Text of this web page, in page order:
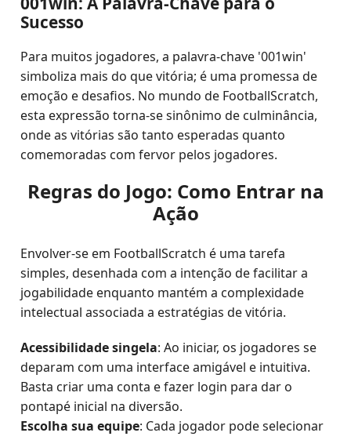
Sucesso
Para muitos jogadores, a palavra-chave '001win'
simboliza mais do que vitória; é uma promessa de
emoção e desafios. No mundo de FootballScratch,
esta expressão torna-se sinônimo de culminância,
onde as vitórias são tanto esperadas quanto
comemoradas com fervor pelos jogadores.
Regras do Jogo: Como Entrar na
Ação
Envolver-se em FootballScratch é uma tarefa
simples, desenhada com a intenção de facilitar a
jogabilidade enquanto mantém a complexidade
intelectual associada a estratégias de vitória.
Acessibilidade singela: Ao iniciar, os jogadores se
deparam com uma interface amigável e intuitiva.
Basta criar uma conta e fazer login para dar o
pontapé inicial na diversão.
Escolha sua equipe: Cada jogador pode selecionar